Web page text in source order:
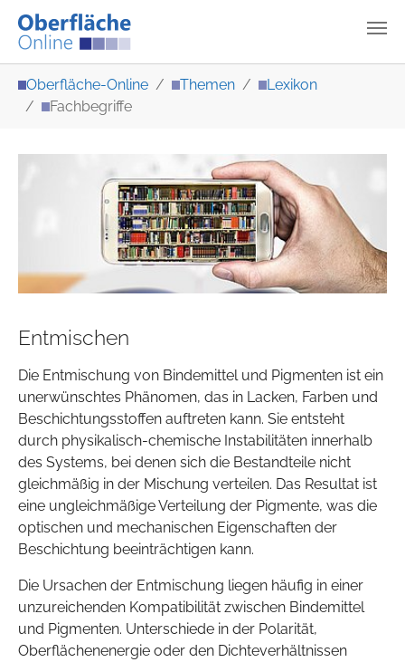
Oberfläche-Online Themen
Lexikon
Fachbegriffe
Entmischen
Die Entmischung von Bindemittel und Pigmenten ist ein
unerwünschtes Phänomen, das in Lacken, Farben und
Beschichtungsstoffen auftreten kann. Sie entsteht
durch physikalisch-chemische Instabilitäten innerhalb
des Systems, bei denen sich die Bestandteile nicht
gleichmäßig in der Mischung verteilen. Das Resultat ist
eine ungleichmäßige Verteilung der Pigmente, was die
optischen und mechanischen Eigenschaften der
Beschichtung beeinträchtigen kann.
Die Ursachen der Entmischung liegen häufig in einer
unzureichenden Kompatibilität zwischen Bindemittel
und Pigmenten. Unterschiede in der Polarität,
Oberflächenenergie oder den Dichteverhältnissen